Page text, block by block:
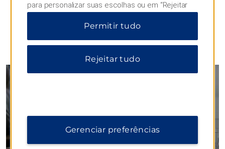
negócios
para personalizar suas escolhas ou em “Rejeitar
tudo” para permitir apenas cookies essenciais.
Para obter informações adicionais, visite nosso
Permitir tudo
Rejeitar tudo
Gerenciar preferências